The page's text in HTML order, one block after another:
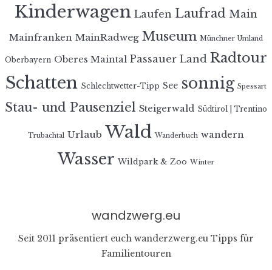
Kinderwagen Laufen Laufrad Main
Mainfranken MainRadweg Museum Münchner Umland
Oberbayern Oberes Maintal Passauer Land Radtour
Schatten Schlechtwetter-Tipp See sonnig Spessart
Stau- und Pausenziel Steigerwald Südtirol | Trentino
Trubachtal Urlaub Wald Wanderbuch wandern
Wasser Wildpark & Zoo Winter
wandzwerg.eu
Seit 2011 präsentiert euch wanderzwerg.eu Tipps für
Familientouren